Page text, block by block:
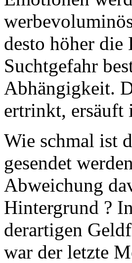
desto höher die
Suchtgefahr
Abhängigkeit.
ertrinkt, ersäuft
Wie schmal ist
gesendet
Abweichung
Hintergrund ?
derartigen
war der letzte